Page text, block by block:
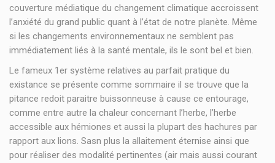
couverture médiatique du changement climatique accroissent
l’anxiété du grand public quant à l’état de notre planète. Même
si les changements environnementaux ne semblent pas
immédiatement liés à la santé mentale, ils le sont bel et bien.
Le fameux 1er système relatives au parfait pratique du
existance se présente comme sommaire il se trouve que la
pitance redoit paraitre buissonneuse à cause ce entourage,
comme entre autre la chaleur concernant l’herbe, l’herbe
accessible aux hémiones et aussi la plupart des hachures par
rapport aux lions. Sasn plus la allaitement éternise ainsi que
pour réaliser des modalité pertinentes (air mais aussi courant